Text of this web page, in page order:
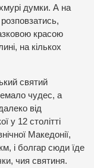
думки. А на
красою
на кількох
святий
чудес, а
від
у 12 столітті
Македонії,
і болгар сюди їде
чия святиня.